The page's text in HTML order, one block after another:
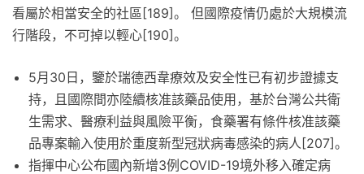
看屬於相當安全的社區[189]。 但國際疫情仍處於大規模流
行階段，不可掉以輕心[190]。
5月30日，鑒於瑞德西韋療效及安全性已有初步證據支
持，且國際間亦陸續核准該藥品使用，基於台灣公共衛
生需求、醫療利益與風險平衡，食藥署有條件核准該藥
品專案輸入使用於重度新型冠狀病毒感染的病人[207]。
指揮中心公布國內新增3例COVID-19境外移入確定病